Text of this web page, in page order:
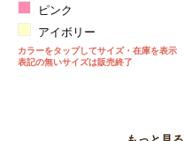
ピンク
アイボリー
カラーをタップしてサイズ・在庫を表示
表記の無いサイズは販売終了